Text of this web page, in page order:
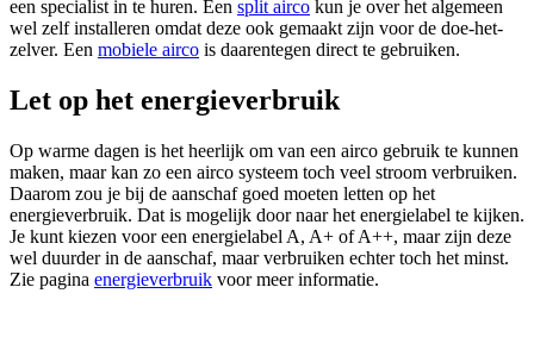
een specialist in te huren. Een split airco kun je over het algemeen
wel zelf installeren omdat deze ook gemaakt zijn voor de doe-het-
zelver. Een mobiele airco is daarentegen direct te gebruiken.
Let op het energieverbruik
Op warme dagen is het heerlijk om van een airco gebruik te kunnen
maken, maar kan zo een airco systeem toch veel stroom verbruiken.
Daarom zou je bij de aanschaf goed moeten letten op het
energieverbruik. Dat is mogelijk door naar het energielabel te kijken.
Je kunt kiezen voor een energielabel A, A+ of A++, maar zijn deze
wel duurder in de aanschaf, maar verbruiken echter toch het minst.
Zie pagina energieverbruik voor meer informatie.